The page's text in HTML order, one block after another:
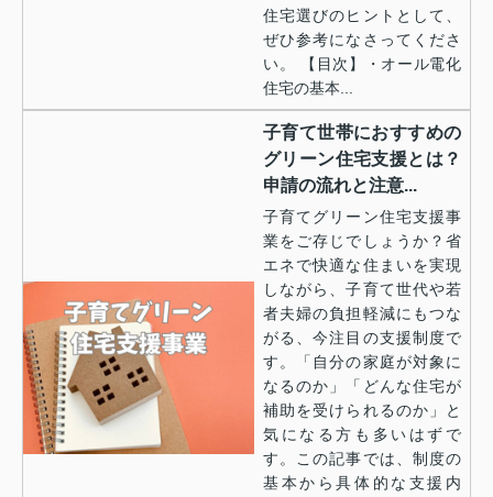
住宅選びのヒントとして、
ぜひ参考になさってくださ
い。 【目次】・オール電化
住宅の基本...
子育て世帯におすすめの
グリーン住宅支援とは？
申請の流れと注意...
子育てグリーン住宅支援事
業をご存じでしょうか？省
エネで快適な住まいを実現
しながら、子育て世代や若
者夫婦の負担軽減にもつな
がる、今注目の支援制度で
す。「自分の家庭が対象に
なるのか」「どんな住宅が
補助を受けられるのか」と
気になる方も多いはずで
す。この記事では、制度の
基本から具体的な支援内